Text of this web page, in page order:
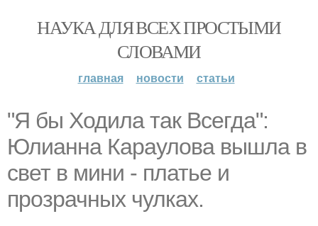
НАУКА ДЛЯ ВСЕХ ПРОСТЫМИ
СЛОВАМИ
главная новости статьи
"Я бы Ходила так Всегда":
Юлианна Караулова вышла в
свет в мини - платье и
прозрачных чулках.